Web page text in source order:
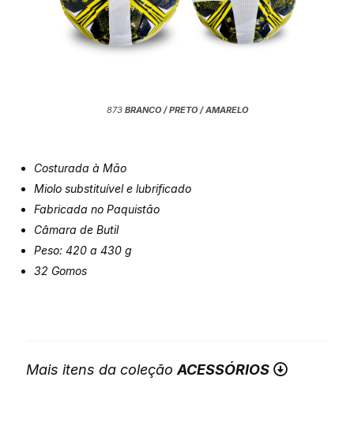
873 BRANCO / PRETO / AMARELO
Costurada à Mão
Miolo substituível e lubrificado
Fabricada no Paquistão
Câmara de Butil
Peso: 420 a 430 g
32 Gomos
Mais itens da coleção ACESSÓRIOS